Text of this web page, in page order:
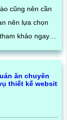
cũng nên cần
nên lựa chọn
khảo ngay
hợp